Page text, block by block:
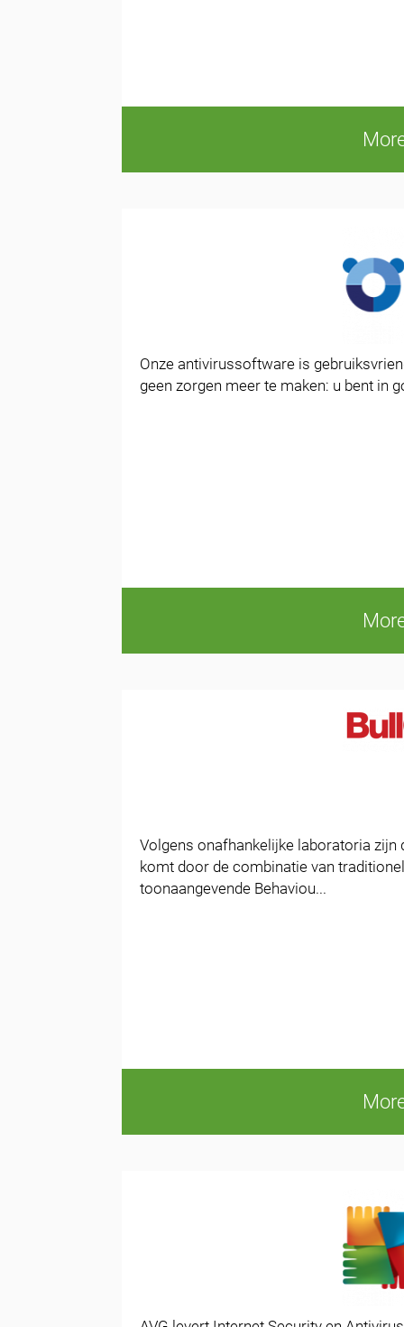
Onze antivirussoftware is
geen zorgen meer te maken: u bent in
Volgens onafhankelijke laboratoria zijn
komt door de combinatie van
toonaangevende Behaviou...